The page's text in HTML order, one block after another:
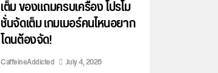
เต็ม ของแถมครบเครื่อง โปรโม
ชั่นจัดเต็ม เกมเมอร์คนไหนอยาก
โดนต้องจัด!
CaffeineAddicted July 4, 2026